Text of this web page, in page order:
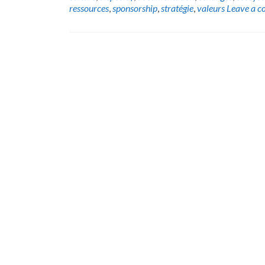
ressources,sponsorship,stratégie,valeurs Leave a